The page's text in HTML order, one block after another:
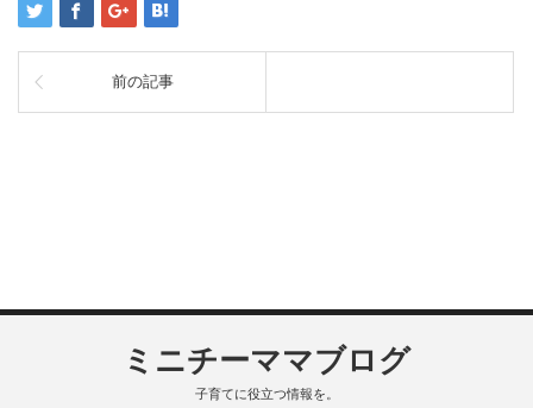
前の記事
ミニチーママブログ
子育てに役立つ情報を。